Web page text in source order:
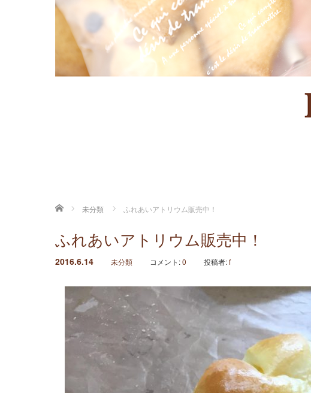
ホーム 未分類 ふれあいアトリウム販売中！
ふれあいアトリウム販売中！
2016.6.14 未分類 コメント:0 投稿者:f